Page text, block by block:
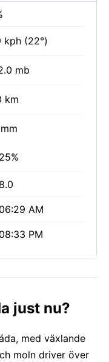
kph (22°)
mb
km
25%
8.0
06:29 AM
08:33 PM
just nu?
med växlande
moln driver över